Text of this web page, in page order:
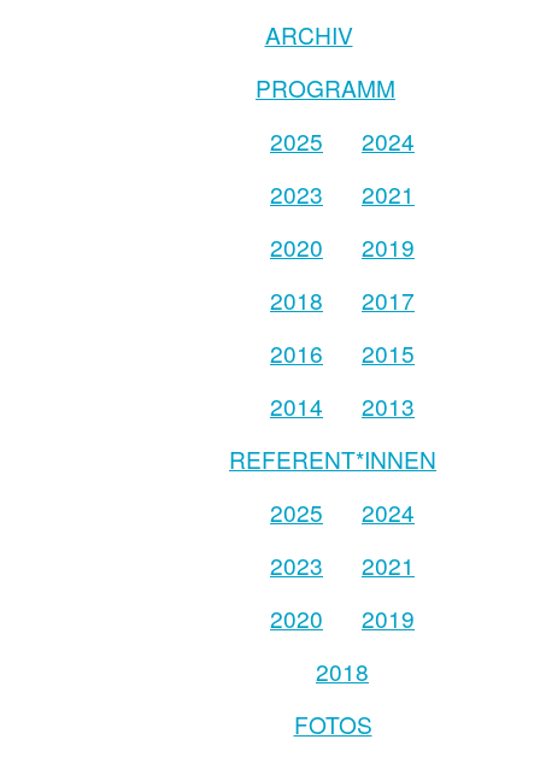
ARCHIV
PROGRAMM
2025
2024
2023
2021
2020
2019
2018
2017
2016
2015
2014
2013
REFERENT*INNEN
2025
2024
2023
2021
2020
2019
2018
FOTOS